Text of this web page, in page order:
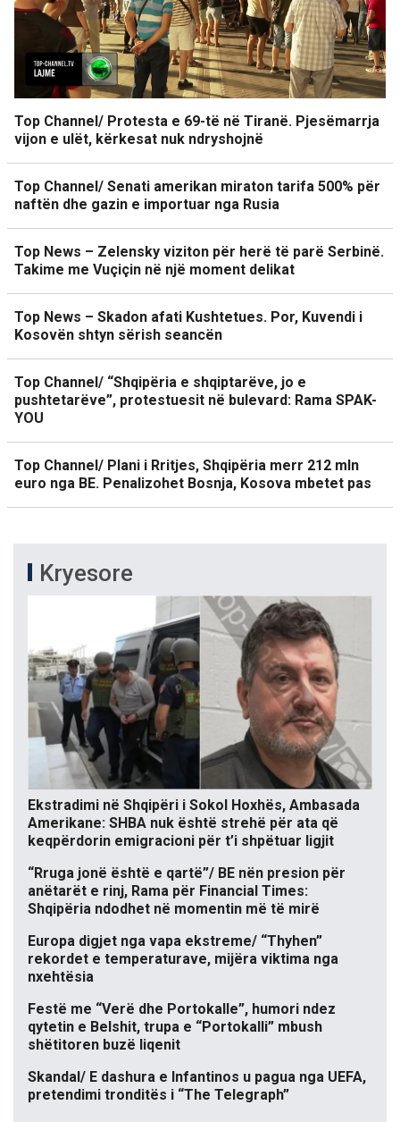
Top Channel/ Protesta e 69-të në Tiranë. Pjesëmarrja
vijon e ulët, kërkesat nuk ndryshojnë
Top Channel/ Senati amerikan miraton tarifa 500% për
naftën dhe gazin e importuar nga Rusia
Top News – Zelensky viziton për herë të parë Serbinë.
Takime me Vuçiçin në një moment delikat
Top News – Skadon afati Kushtetues. Por, Kuvendi i
Kosovën shtyn sërish seancën
Top Channel/ “Shqipëria e shqiptarëve, jo e
pushtetarëve”, protestuesit në bulevard: Rama SPAK-
YOU
Top Channel/ Plani i Rritjes, Shqipëria merr 212 mln
euro nga BE. Penalizohet Bosnja, Kosova mbetet pas
Kryesore
Ekstradimi në Shqipëri i Sokol Hoxhës, Ambasada
Amerikane: SHBA nuk është strehë për ata që
keqpërdorin emigracioni për t’i shpëtuar ligjit
“Rruga jonë është e qartë”/ BE nën presion për
anëtarët e rinj, Rama për Financial Times:
Shqipëria ndodhet në momentin më të mirë
Europa digjet nga vapa ekstreme/ “Thyhen”
rekordet e temperaturave, mijëra viktima nga
nxehtësia
Festë me “Verë dhe Portokalle”, humori ndez
qytetin e Belshit, trupa e “Portokalli” mbush
shëtitoren buzë liqenit
Skandal/ E dashura e Infantinos u pagua nga UEFA,
pretendimi tronditës i “The Telegraph”